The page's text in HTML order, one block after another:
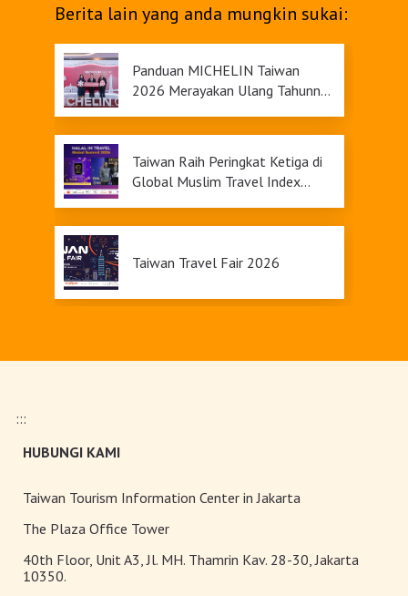
Berita lain yang anda mungkin sukai:
Panduan MICHELIN Taiwan
2026 Merayakan Ulang Tahunnya
Taiwan Raih Peringkat Ketiga di
Global Muslim Travel Index
Taiwan Travel Fair 2026
Tersedia
dengan Keindahan yang Mekar
Terangi Musim Semi Anda:
Tampil Memukau di Chiayi
:::
HUBUNGI KAMI
Taiwan Tourism Information Center in Jakarta
The Plaza Office Tower
40th Floor, Unit A3, Jl. MH. Thamrin Kav. 28-30, Jakarta
10350.